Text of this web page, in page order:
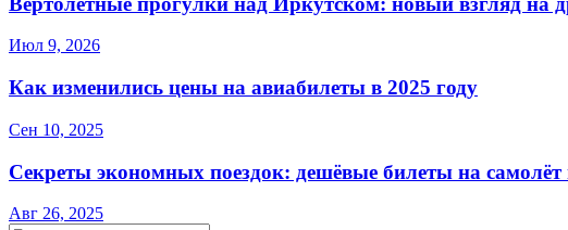
Июл 9, 2026
Как изменились цены на авиабилеты в 2025 году
Сен 10, 2025
Секреты экономных поездок: дешёвые билеты на самолёт
Авг 26, 2025